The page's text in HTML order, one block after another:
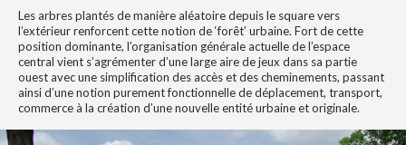
Les arbres plantés de manière aléatoire depuis le square vers
l’extérieur renforcent cette notion de ‘forêt’ urbaine. Fort de cette
position dominante, l’organisation générale actuelle de l’espace
central vient s’agrémenter d’une large aire de jeux dans sa partie
ouest avec une simplification des accès et des cheminements, passant
ainsi d’une notion purement fonctionnelle de déplacement, transport,
commerce à la création d’une nouvelle entité urbaine et originale.